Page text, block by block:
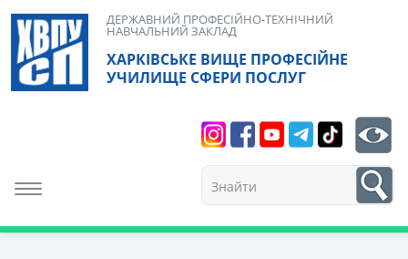
Skip
content
ХАРКІВСЬКЕ ВИЩЕ ПРОФЕСІЙНЕ
УЧИЛИЩЕ СФЕРИ ПОСЛУГ
ДЕРЖАВНИЙ ПРОФЕСІЙНО-ТЕХНІЧНИЙ
НАВЧАЛЬНИЙ ЗАКЛАД
Toggle navigation
1